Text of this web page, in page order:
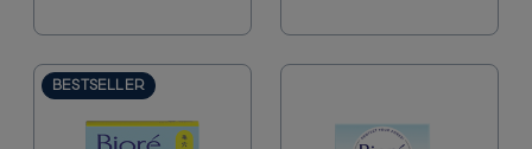
BESTSELLER